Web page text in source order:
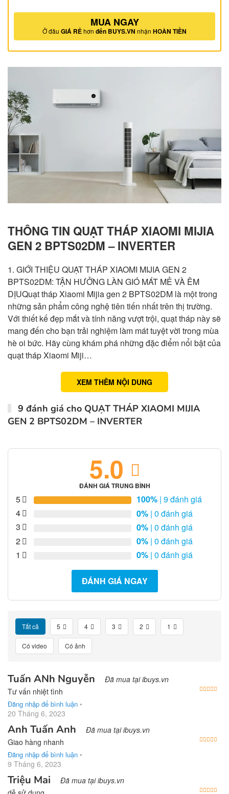
MUA NGAY
Ở đâu GIÁ RẺhơn đến BUYS.VN nhận HOÀN TIỀN
THÔNG TIN QUẠT THÁP XIAOMI MIJIA
GEN 2 BPTS02DM – INVERTER
1. GIỚI THIỆU QUẠT THÁP XIAOMI MIJIA GEN 2
BPTS02DM: TẬN HƯỞNG LÀN GIÓ MÁT MẺ VÀ ÊM
DỊUQuạt tháp Xiaomi Mijia gen 2 BPTS02DM là một trong
những sản phẩm công nghệ tiên tiến nhất trên thị trường.
Với thiết kế đẹp mắt và tính năng vượt trội, quạt tháp này sẽ
mang đến cho bạn trải nghiệm làm mát tuyệt vời trong mùa
hè oi bức. Hãy cùng khám phá những đặc điểm nổi bật của
quạt tháp Xiaomi Miji…
XEM THÊM NỘI DUNG
9 đánh giá cho QUẠT THÁP XIAOMI MIJIA
GEN 2 BPTS02DM – INVERTER
5.0
ĐÁNH GIÁ TRUNG BÌNH
5 100% | 9 đánh giá
4
0% | 0 đánh giá
3
0% | 0 đánh giá
2
0% | 0 đánh giá
1
0% | 0 đánh giá
ĐÁNH GIÁ NGAY
Tất cả 5 4 3 2 1
Có video Có ảnh
Tuấn ANh Nguyễn Đã mua tại ibuys.vn
Tư vấn nhiệt tình
Đăng nhập để bình luận •
20 Tháng 6, 2023
Anh Tuấn Anh Đã mua tại ibuys.vn
Giao hàng nhanh
Đăng nhập để bình luận •
9 Tháng 6, 2023
Triệu Mai Đã mua tại ibuys.vn